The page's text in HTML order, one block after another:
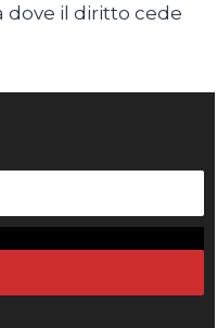
dove il diritto cede